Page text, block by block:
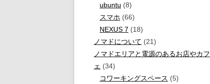
ubuntu (8)
スマホ (66)
NEXUS 7 (18)
ノマドについて (21)
ノマドエリアと電源のあるお店やカフ
ェ (34)
コワーキングスペース (5)